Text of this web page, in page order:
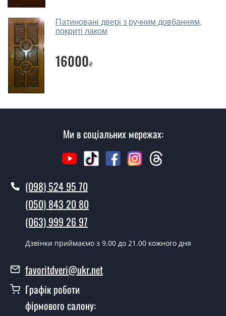
Виклик замірника-консультанта коштує 450 грн.
Ви робите установку вхідних дверей?
Так робимо. Монтаж вхідних дверей проводиться
згідно з чергою, у всі дні крім неділі.
Вартість встановлення дверей Крона - від 1600 грн.
Як швидко можете встановити двері
Крона?
У той самий день протягом кількох годин, за умови
Чи можна на сьогодні викликати
замірника?
Так можна.
У вас є в наявності готові двері
вхідні?
Так, ми маємо великий асортимент готових вхідних
дверей.
Патиновані двері з ручним довбанням,
покриті лаком
16000₴
Ми в соціальних мережах:
(098) 524 95 70
(050) 843 20 80
(063) 999 26 97
Дзвінки приймаємо з 9.00 до 21.00 кожного дня
favoritdveri@ukr.net
Графік роботи
фірмового салону: